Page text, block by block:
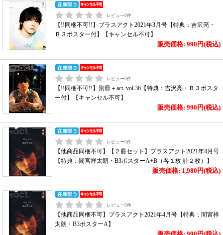
レビュー0件
【!!同梱不可!!】プラスアクト2021年3月号【特典：吉沢亮・
Ｂ３ポスター付】【キャンセル不可】
販売価格: 990円(税込)
レビュー0件
【!!同梱不可!!】別冊＋act. vol.36【特典：吉沢亮・Ｂ３ポスタ
ー付】【キャンセル不可】
販売価格: 990円(税込)
レビュー0件
【他商品同梱不可】【２冊セット】プラスアクト2021年4月号
【特典：間宮祥太朗・B3ポスターA+B（各１枚 計２枚）】
販売価格: 1,980円(税込)
レビュー0件
【他商品同梱不可】プラスアクト2021年4月号【特典：間宮祥
太朗・B3ポスターA】